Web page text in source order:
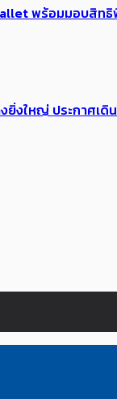
พร้อมมอบสิท
งใหญ่ ประกาศเ